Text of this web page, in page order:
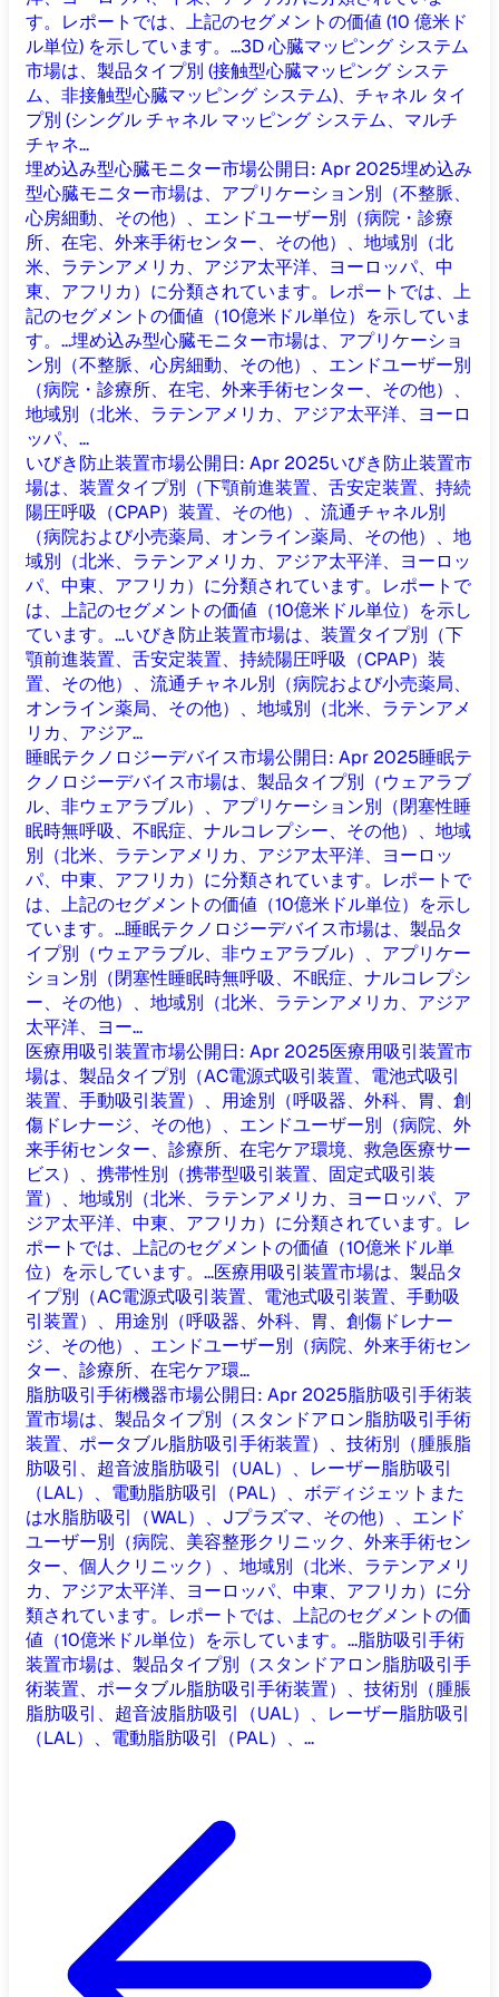
す。レポートでは、上記のセグメントの価値 (10 億米ド
ル単位) を示しています。...3D 心臓マッピング システム
市場は、製品タイプ別 (接触型心臓マッピング システ
ム、非接触型心臓マッピング システム)、チャネル タイ
プ別 (シングル チャネル マッピング システム、マルチ
チャネ...
埋め込み型心臓モニター市場公開日: Apr 2025埋め込み
型心臓モニター市場は、アプリケーション別（不整脈、
心房細動、その他）、エンドユーザー別（病院・診療
所、在宅、外来手術センター、その他）、地域別（北
米、ラテンアメリカ、アジア太平洋、ヨーロッパ、中
東、アフリカ）に分類されています。レポートでは、上
記のセグメントの価値（10億米ドル単位）を示していま
す。...埋め込み型心臓モニター市場は、アプリケーショ
ン別（不整脈、心房細動、その他）、エンドユーザー別
（病院・診療所、在宅、外来手術センター、その他）、
地域別（北米、ラテンアメリカ、アジア太平洋、ヨーロ
ッパ、...
いびき防止装置市場公開日: Apr 2025いびき防止装置市
場は、装置タイプ別（下顎前進装置、舌安定装置、持続
陽圧呼吸（CPAP）装置、その他）、流通チャネル別
（病院および小売薬局、オンライン薬局、その他）、地
域別（北米、ラテンアメリカ、アジア太平洋、ヨーロッ
パ、中東、アフリカ）に分類されています。レポートで
は、上記のセグメントの価値（10億米ドル単位）を示し
ています。...いびき防止装置市場は、装置タイプ別（下
顎前進装置、舌安定装置、持続陽圧呼吸（CPAP）装
置、その他）、流通チャネル別（病院および小売薬局、
オンライン薬局、その他）、地域別（北米、ラテンアメ
リカ、アジア...
睡眠テクノロジーデバイス市場公開日: Apr 2025睡眠テ
クノロジーデバイス市場は、製品タイプ別（ウェアラブ
ル、非ウェアラブル）、アプリケーション別（閉塞性睡
眠時無呼吸、不眠症、ナルコレプシー、その他）、地域
別（北米、ラテンアメリカ、アジア太平洋、ヨーロッ
パ、中東、アフリカ）に分類されています。レポートで
は、上記のセグメントの価値（10億米ドル単位）を示し
ています。...睡眠テクノロジーデバイス市場は、製品タ
イプ別（ウェアラブル、非ウェアラブル）、アプリケー
ション別（閉塞性睡眠時無呼吸、不眠症、ナルコレプシ
ー、その他）、地域別（北米、ラテンアメリカ、アジア
太平洋、ヨー...
医療用吸引装置市場公開日: Apr 2025医療用吸引装置市
場は、製品タイプ別（AC電源式吸引装置、電池式吸引
装置、手動吸引装置）、用途別（呼吸器、外科、胃、創
傷ドレナージ、その他）、エンドユーザー別（病院、外
来手術センター、診療所、在宅ケア環境、救急医療サー
ビス）、携帯性別（携帯型吸引装置、固定式吸引装
置）、地域別（北米、ラテンアメリカ、ヨーロッパ、ア
ジア太平洋、中東、アフリカ）に分類されています。レ
ポートでは、上記のセグメントの価値（10億米ドル単
位）を示しています。...医療用吸引装置市場は、製品タ
イプ別（AC電源式吸引装置、電池式吸引装置、手動吸
引装置）、用途別（呼吸器、外科、胃、創傷ドレナー
ジ、その他）、エンドユーザー別（病院、外来手術セン
ター、診療所、在宅ケア環...
脂肪吸引手術機器市場公開日: Apr 2025脂肪吸引手術装
置市場は、製品タイプ別（スタンドアロン脂肪吸引手術
装置、ポータブル脂肪吸引手術装置）、技術別（腫脹脂
肪吸引、超音波脂肪吸引（UAL）、レーザー脂肪吸引
（LAL）、電動脂肪吸引（PAL）、ボディジェットまた
は水脂肪吸引（WAL）、Jプラズマ、その他）、エンド
ユーザー別（病院、美容整形クリニック、外来手術セン
ター、個人クリニック）、地域別（北米、ラテンアメリ
カ、アジア太平洋、ヨーロッパ、中東、アフリカ）に分
類されています。レポートでは、上記のセグメントの価
値（10億米ドル単位）を示しています。...脂肪吸引手術
装置市場は、製品タイプ別（スタンドアロン脂肪吸引手
術装置、ポータブル脂肪吸引手術装置）、技術別（腫脹
脂肪吸引、超音波脂肪吸引（UAL）、レーザー脂肪吸引
（LAL）、電動脂肪吸引（PAL）、...